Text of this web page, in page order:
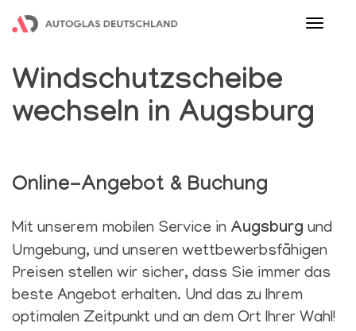
Menu
Windschutzscheibe
wechseln in Augsburg
Online-Angebot & Buchung
Mit unserem mobilen Service in Augsburg und
Umgebung, und unseren wettbewerbsfähigen
Preisen stellen wir sicher, dass Sie immer das
beste Angebot erhalten. Und das zu Ihrem
optimalen Zeitpunkt und an dem Ort Ihrer Wahl!